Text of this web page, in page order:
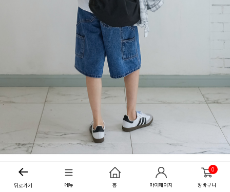
뒤로가기 메뉴 홈 마이페이지
0
장바구니